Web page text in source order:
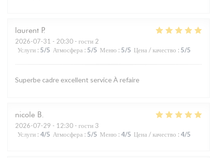
laurent P
2026-07-31 - 20:30 - гости 2
Услуги : 5/5 Атмосфера : 5/5 Меню : 5/5 Цена / качество : 5/5
Superbe cadre excellent service À refaire
nicole B
2026-07-29 - 12:30 - гости 3
Услуги : 4/5 Атмосфера : 5/5 Меню : 4/5 Цена / качество : 4/5